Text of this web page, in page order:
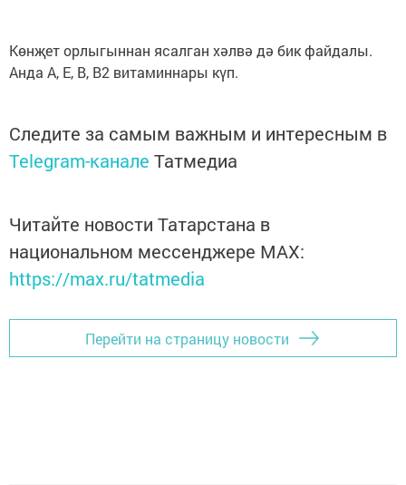
Көнҗет орлыгыннан ясалган хәлвә дә бик файдалы.
Анда А, Е, В, В2 витаминнары күп.
Следите за самым важным и интересным в
Telegram-канале Татмедиа
Читайте новости Татарстана в
национальном мессенджере MАХ:
https://max.ru/tatmedia
Перейти на страницу новости